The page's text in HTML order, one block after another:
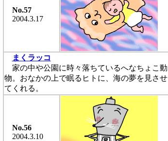
No.57
2004.3.17
まくラッコ
家の中や公園に時々落ちているへなちょこ動
物。おなかの上で眠るヒトに、海の夢を見させ
てくれる。
No.56
2004.3.10